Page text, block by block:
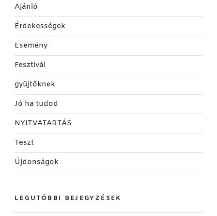
Ajánló
Érdekességek
Esemény
Fesztivál
gyűjtőknek
Jó ha tudod
NYITVATARTÁS
Teszt
Újdonságok
LEGUTÓBBI BEJEGYZÉSEK